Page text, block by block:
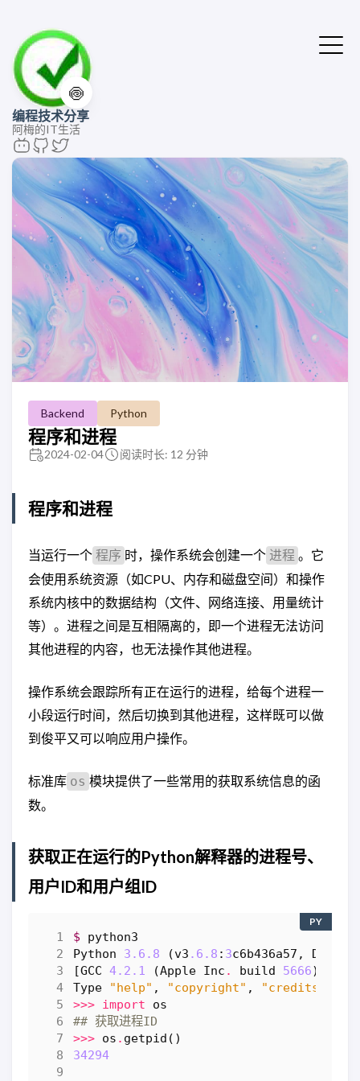
🍥
编程技术分享
阿梅的IT生活
Backend Python
程序和进程
2024-02-04 阅读时长: 12 分钟
程序和进程
当运行一个 程序 时，操作系统会创建一个 进程 。它
会使用系统资源（如CPU、内存和磁盘空间）和操作
系统内核中的数据结构（文件、网络连接、用量统计
等）。进程之间是互相隔离的，即一个进程无法访问
其他进程的内容，也无法操作其他进程。
操作系统会跟踪所有正在运行的进程，给每个进程一
小段运行时间，然后切换到其他进程，这样既可以做
到俊平又可以响应用户操作。
标准库 os 模块提供了一些常用的获取系统信息的函
数。
获取正在运行的Python解释器的进程号、
用户ID和用户组ID
$
python3
Python
3.6.8 (v3 .6.8 : 3c6b436a57 , Dec
[GCC 4.2.1 (Apple Inc . build 5666)
Type
"help" , "copyright" , "credits"
>>> import
os
## 获取进程ID
>>> os . getpid ()
34294
PY